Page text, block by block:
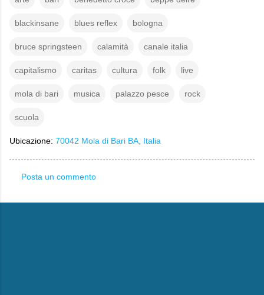
blackinsane blues reflex bologna
bruce springsteen calamità canale italia
capitalismo caritas cultura folk live
mola di bari musica palazzo pesce rock
scuola
Ubicazione: 70042 Mola di Bari BA, Italia
o
Posta un commento